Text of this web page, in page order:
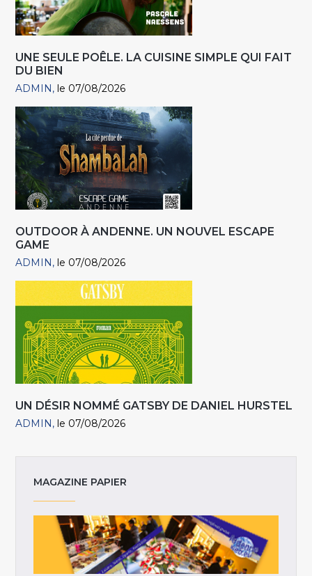
UNE SEULE POÊLE. LA CUISINE SIMPLE QUI FAIT
DU BIEN
ADMIN le 07/08/2026
OUTDOOR À ANDENNE. UN NOUVEL ESCAPE
GAME
ADMIN le 07/08/2026
UN DÉSIR NOMMÉ GATSBY DE DANIEL HURSTEL
ADMIN le 07/08/2026
MAGAZINE PAPIER